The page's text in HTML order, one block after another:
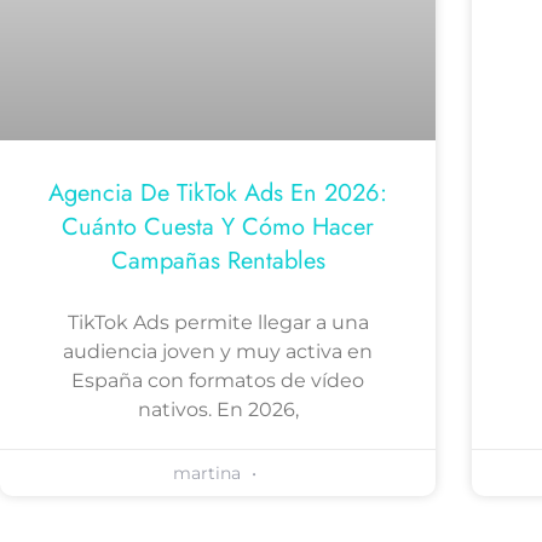
Agencia De TikTok Ads En 2026:
Cuánto Cuesta Y Cómo Hacer
Campañas Rentables
TikTok Ads permite llegar a una
audiencia joven y muy activa en
España con formatos de vídeo
nativos. En 2026,
martina